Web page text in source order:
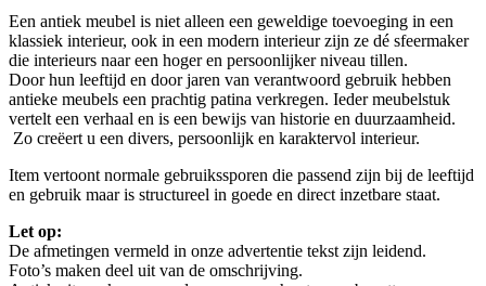
Een antiek meubel is niet alleen een geweldige toevoeging in een
klassiek interieur, ook in een modern interieur zijn ze dé sfeermaker
die interieurs naar een hoger en persoonlijker niveau tillen.
Door hun leeftijd en door jaren van verantwoord gebruik hebben
antieke meubels een prachtig patina verkregen. Ieder meubelstuk
vertelt een verhaal en is een bewijs van historie en duurzaamheid.
Zo creëert u een divers, persoonlijk en karaktervol interieur.
Item vertoont normale gebruikssporen die passend zijn bij de leeftijd
en gebruik maar is structureel in goede en direct inzetbare staat.
Let op:
De afmetingen vermeld in onze advertentie tekst zijn leidend.
Foto’s maken deel uit van de omschrijving.